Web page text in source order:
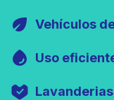
Vehículos
Uso